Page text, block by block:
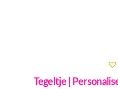
Tegeltje |